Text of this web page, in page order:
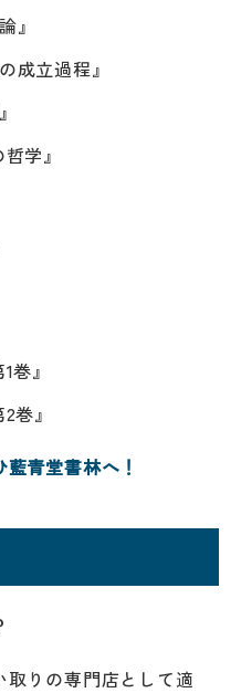
』
立過程』
学』
』
』
青堂書林へ！
りの専門店として適